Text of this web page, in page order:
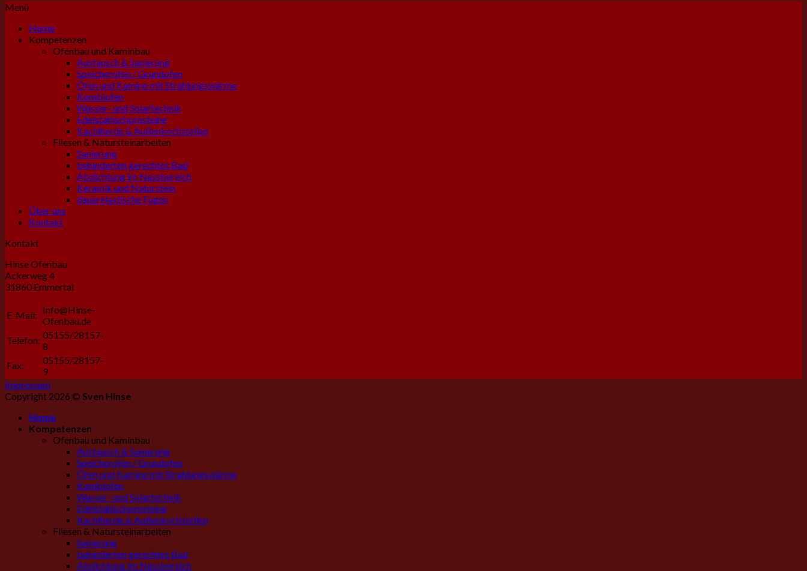
Menü
Home
Kompetenzen
Ofenbau und Kaminbau
Austausch & Sanierung
Speicherofen / Grundofen
Öfen und Kamine mit Strahlungswärme
Kombiofen
Wasser- und Solartechnik
Edelstahlschornsteine
Kachlherde & Außenkochstellen
Fliesen & Natursteinarbeiten
Sanierung
behinderten gerechtes Bad
Abdichtung im Nassbereich
Keramik und Naturstein
dauerelastische Fugen
Über uns
Kontakt
Kontakt
Hinse Ofenbau
Ackerweg 4
31860 Emmertal
E-Mail: Info@Hinse-
Ofenbau.de
Telefon: 05155/28157-
8
Fax:
05155/28157-
9
Impressum
Copyright 2026 © Sven Hinse
Home
Kompetenzen
Ofenbau und Kaminbau
Austausch & Sanierung
Speicherofen / Grundofen
Öfen und Kamine mit Strahlungswärme
Kombiofen
Wasser- und Solartechnik
Edelstahlschornsteine
Kachlherde & Außenkochstellen
Fliesen & Natursteinarbeiten
Sanierung
behinderten gerechtes Bad
Abdichtung im Nassbereich